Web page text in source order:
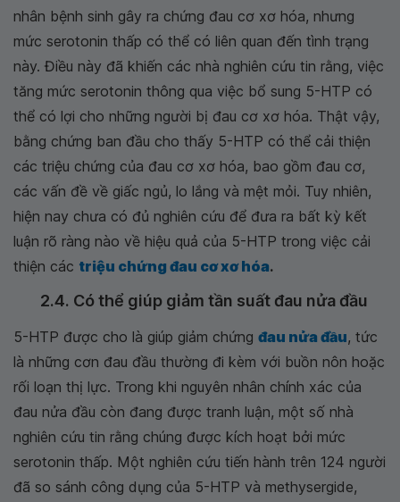
nhân bệnh sinh gây ra chứng đau cơ xơ hóa, nhưng
mức serotonin thấp có thể có liên quan đến tình trạng
này. Điều này đã khiến các nhà nghiên cứu tin rằng, việc
tăng mức serotonin thông qua việc bổ sung 5-HTP có
thể có lợi cho những người bị đau cơ xơ hóa. Thật vậy,
bằng chứng ban đầu cho thấy 5-HTP có thể cải thiện
các triệu chứng của đau cơ xơ hóa, bao gồm đau cơ,
các vấn đề về giấc ngủ, lo lắng và mệt mỏi. Tuy nhiên,
hiện nay chưa có đủ nghiên cứu để đưa ra bất kỳ kết
luận rõ ràng nào về hiệu quả của 5-HTP trong việc cải
thiện các triệu chứng đau cơ xơ hóa.
2.4. Có thể giúp giảm tần suất đau nửa đầu
5-HTP được cho là giúp giảm chứng đau nửa đầu, tức
là những cơn đau đầu thường đi kèm với buồn nôn hoặc
rối loạn thị lực. Trong khi nguyên nhân chính xác của
đau nửa đầu còn đang được tranh luận, một số nhà
nghiên cứu tin rằng chúng được kích hoạt bởi mức
serotonin thấp. Một nghiên cứu tiến hành trên 124 người
đã so sánh công dụng của 5-HTP và methysergide,